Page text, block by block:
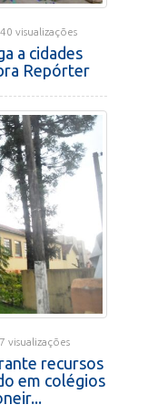
visualizações
a cidades
Repórter
visualizações
recursos
em colégios